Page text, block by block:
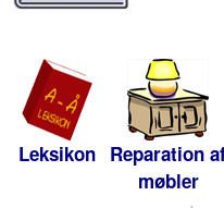
Leksikon Reparation
møbler